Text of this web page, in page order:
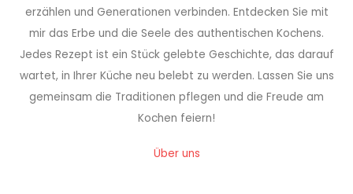
erzählen und Generationen verbinden. Entdecken Sie mit
mir das Erbe und die Seele des authentischen Kochens.
Jedes Rezept ist ein Stück gelebte Geschichte, das darauf
wartet, in Ihrer Küche neu belebt zu werden. Lassen Sie uns
gemeinsam die Traditionen pflegen und die Freude am
Kochen feiern!
Über uns